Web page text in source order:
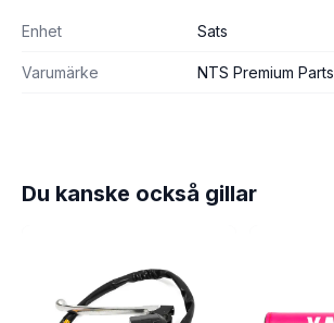
Enhet Sats
Varumärke NTS Premium Parts
Du kanske också gillar